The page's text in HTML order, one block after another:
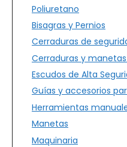
Poliuretano
Bisagras y Pernios
Cerraduras de
Cerraduras y
Escudos de Alta
Guías y accesorios
Herramientas
Manetas
Maquinaria